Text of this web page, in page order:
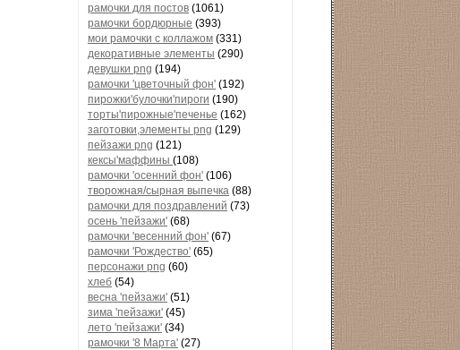
рамочки для постов (1061)
рамочки бордюрные (393)
мои рамочки с коллажом (331)
декоративные элементы (290)
девушки png (194)
рамочки 'цветочный фон' (192)
пирожки'булочки'пироги (190)
торты'пирожные'печенье (162)
заготовки,элементы png (129)
пейзажи png (121)
кексы'маффины (108)
рамочки 'осенний фон' (106)
творожная/сырная выпечка (88)
рамочки для поздравлений (73)
осень 'пейзажи' (68)
рамочки 'весенний фон' (67)
рамочки 'Рождество' (65)
персонажи png (60)
хлеб (54)
весна 'пейзажи' (51)
зима 'пейзажи' (45)
лето 'пейзажи' (34)
рамочки '8 Марта' (27)